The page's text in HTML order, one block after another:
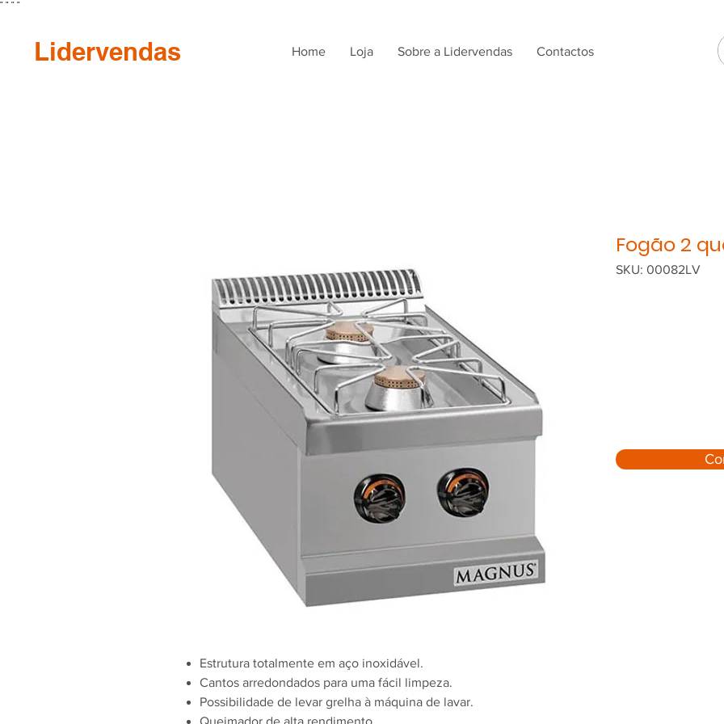
" " " "
Lidervendas Home Loja Sobre a Lidervendas Contactos
Estrutura totalmente em aço inoxidável.
Cantos arredondados para uma fácil limpeza.
Possibilidade de levar grelha à máquina de lavar.
Queimador de alta rendimento.
Fogão 2
SKU: 00082LV